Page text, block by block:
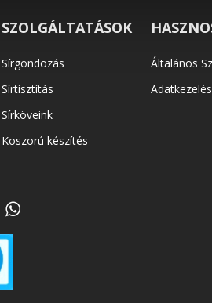
SZOLGÁLTATÁSOK
Sírgondozás
Sírtisztítás
Sírköveink
Koszorú készítés
Általános